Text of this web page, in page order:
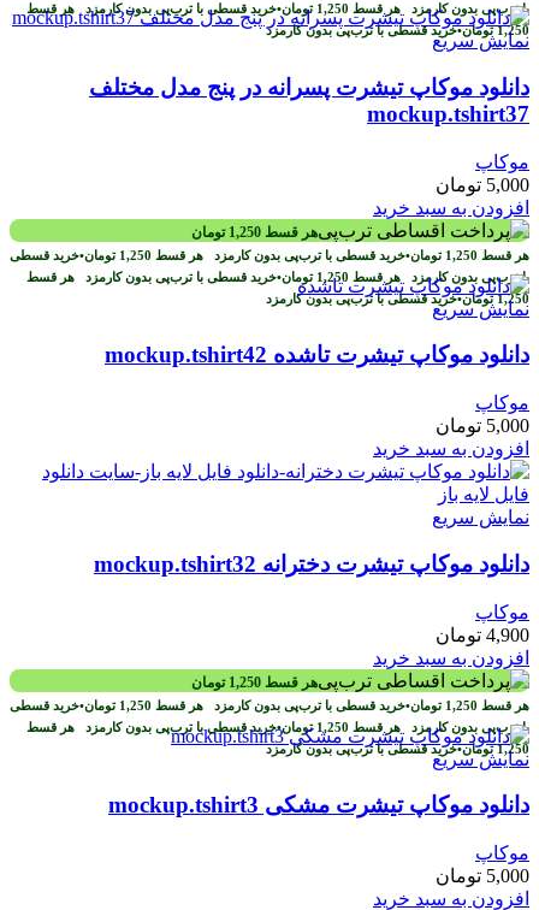
با ترب‌پی بدون کارمزد هر قسط 1,250 تومان•خرید قسطی با ترب‌پی بدون کارمزد هر قسط
1,250 تومان•خرید قسطی با ترب‌پی بدون کارمزدنمایش سریع
دانلود موکاپ تیشرت پسرانه در پنج مدل مختلف
mockup.tshirt37
موکاپ
5,000 تومان
افزودن به سبد خرید
هر قسط 1,250 تومان
هر قسط 1,250 تومان•خرید قسطی با ترب‌پی بدون کارمزد هر قسط 1,250 تومان•خرید قسطی
با ترب‌پی بدون کارمزد هر قسط 1,250 تومان•خرید قسطی با ترب‌پی بدون کارمزد هر قسط
1,250 تومان•خرید قسطی با ترب‌پی بدون کارمزدنمایش سریع
دانلود موکاپ تیشرت تاشده mockup.tshirt42
موکاپ
5,000 تومان
افزودن به سبد خرید
نمایش سریع
دانلود موکاپ تیشرت دخترانه mockup.tshirt32
موکاپ
4,900 تومان
افزودن به سبد خرید
هر قسط 1,250 تومان
هر قسط 1,250 تومان•خرید قسطی با ترب‌پی بدون کارمزد هر قسط 1,250 تومان•خرید قسطی
با ترب‌پی بدون کارمزد هر قسط 1,250 تومان•خرید قسطی با ترب‌پی بدون کارمزد هر قسط
1,250 تومان•خرید قسطی با ترب‌پی بدون کارمزدنمایش سریع
دانلود موکاپ تیشرت مشکی mockup.tshirt3
موکاپ
5,000 تومان
افزودن به سبد خرید